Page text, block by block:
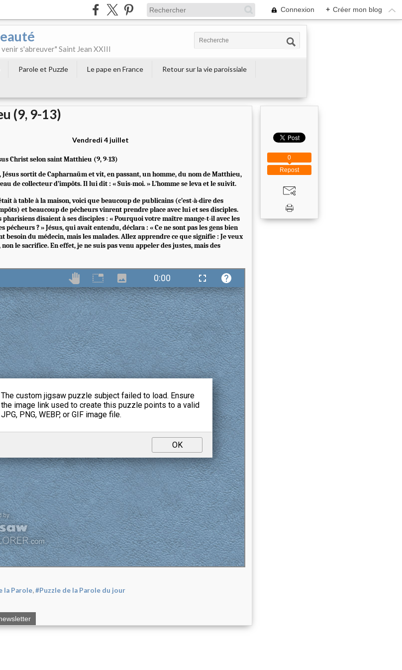
Connexion + Créer mon blog
s'abreuver" Saint Jean XXIII
Parole et Puzzle Le pape en France
Retour sur la vie paroissiale
(9, 9-13)
Vendredi 4 juillet
Christ selon saint Matthieu (9, 9-13)
Jésus sortit de Capharnaüm et vit, en passant, un homme, du nom de Matthieu,
de collecteur d’impôts. Il lui dit : « Suis-moi. » L’homme se leva et le suivit.
à table à la maison, voici que beaucoup de publicains (c’est-à-dire des
et beaucoup de pécheurs vinrent prendre place avec lui et ses disciples.
pharisiens disaient à ses disciples : « Pourquoi votre maître mange-t-il avec les
pécheurs ? » Jésus, qui avait entendu, déclara : « Ce ne sont pas les gens bien
besoin du médecin, mais les malades. Allez apprendre ce que signifie : Je veux
le sacrifice. En effet, je ne suis pas venu appeler des justes, mais des
la Parole,#Puzzle de la Parole du jour
Repost
0